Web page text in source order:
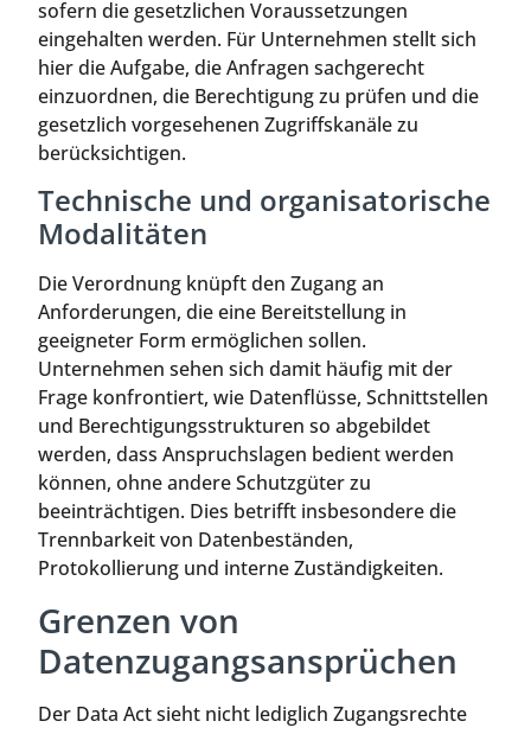
sofern die gesetzlichen Voraussetzungen
eingehalten werden. Für Unternehmen stellt sich
hier die Aufgabe, die Anfragen sachgerecht
einzuordnen, die Berechtigung zu prüfen und die
gesetzlich vorgesehenen Zugriffskanäle zu
berücksichtigen.
Technische und organisatorische
Modalitäten
Die Verordnung knüpft den Zugang an
Anforderungen, die eine Bereitstellung in
geeigneter Form ermöglichen sollen.
Unternehmen sehen sich damit häufig mit der
Frage konfrontiert, wie Datenflüsse, Schnittstellen
und Berechtigungsstrukturen so abgebildet
werden, dass Anspruchslagen bedient werden
können, ohne andere Schutzgüter zu
beeinträchtigen. Dies betrifft insbesondere die
Trennbarkeit von Datenbeständen,
Protokollierung und interne Zuständigkeiten.
Grenzen von
Datenzugangsansprüchen
Der Data Act sieht nicht lediglich Zugangsrechte